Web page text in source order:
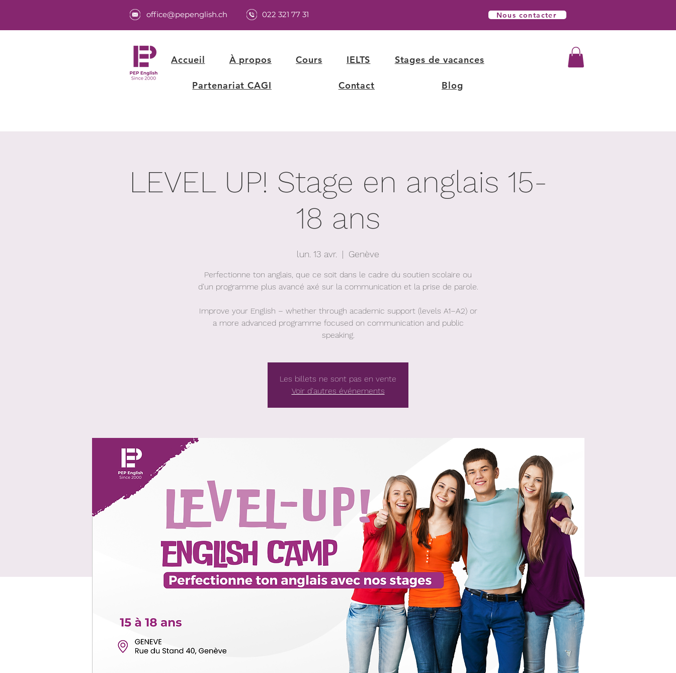
office@pepenglish.ch 022 321 77 31 Nous contacter
Accueil À propos Cours IELTS Stages de vacances
Partenariat CAGI Contact Blog
LEVEL UP! Stage en anglais 15-
18 ans
lun. 13 avr.
  |
Genève
Perfectionne ton anglais, que ce soit dans le cadre du soutien scolaire ou
d’un programme plus avancé axé sur la communication et la prise de parole.
Improve your English – whether through academic support (levels A1–A2) or
a more advanced programme focused on communication and public
speaking.
Les billets ne sont pas en vente
Voir d'autres événements